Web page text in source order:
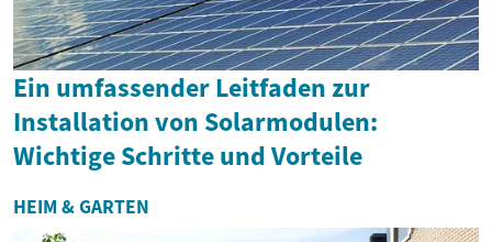
Ein umfassender Leitfaden zur
Installation von Solarmodulen:
Wichtige Schritte und Vorteile
HEIM & GARTEN